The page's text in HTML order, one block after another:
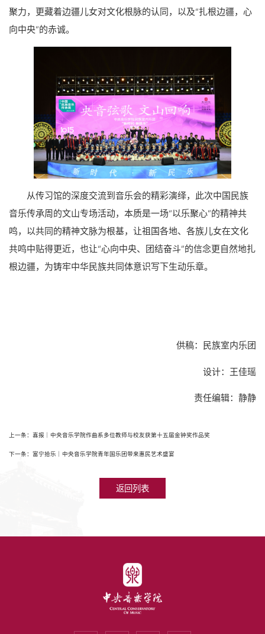
聚力，更藏着边疆儿女对文化根脉的认同，以及“扎根边疆，心
向中央”的赤诚。
从传习馆的深度交流到音乐会的精彩演绎，此次中国民族
音乐传承周的文山专场活动，本质是一场“以乐聚心”的精神共
鸣，以共同的精神文脉为根基，让祖国各地、各族儿女在文化
共鸣中贴得更近，也让“心向中央、团结奋斗”的信念更自然地扎
根边疆，为铸牢中华民族共同体意识写下生动乐章。
供稿：民族室内乐团
设计：王佳瑶
责任编辑：静静
上一条：喜报｜中央音乐学院作曲系多位教师与校友获第十五届金钟奖作品奖
下一条：富宁拾乐｜中央音乐学院青年国乐团带来惠民艺术盛宴
返回列表